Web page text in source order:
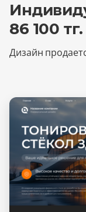
86 100 тг.
Дизайн